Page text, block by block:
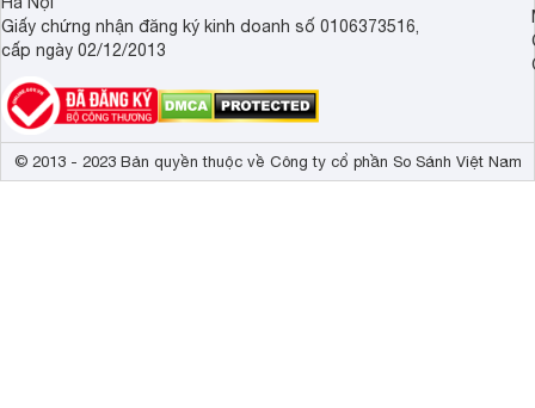
Thiết kế hiện đại mang lại sự thẩm mĩ cao cho không
Thiết kế dạng nan góp phần tạo cảm giác chắc chắn,
kế đơn giản 2 tầng, 4 rổ đựng thì được thiết kế thu gọn
không gian cho căn bếp. Đặc biệt phù hợp với gia đình hộ
Khi đóng tủ bộ rổ chứa phía trong tủ sẽ trượt vào phía
và ngoài khi đóng tủ sẽ nằm thẳng hàng. Vì vậy, khi đóng
Giấy chứng nhận đăng ký kinh doanh số 0106373516,
cấp ngày 02/12/2013
© 2013 - 2023 Bản quyền thuộc về Công ty cổ phần So Sánh Việt Nam